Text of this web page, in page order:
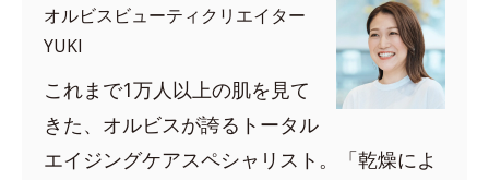
オルビスビューティクリエイター
YUKI
これまで1万人以上の肌を見て
きた、オルビスが誇るトータル
エイジングケアスペシャリスト。「乾燥によ